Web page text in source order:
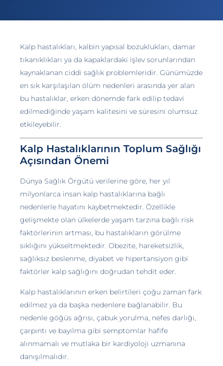
Kalp hastalıkları, kalbin yapısal bozuklukları, damar
tıkanıklıkları ya da kapaklardaki işlev sorunlarından
kaynaklanan ciddi sağlık problemleridir. Günümüzde
en sık karşılaşılan ölüm nedenleri arasında yer alan
bu hastalıklar, erken dönemde fark edilip tedavi
edilmediğinde yaşam kalitesini ve süresini olumsuz
etkileyebilir.
Kalp Hastalıklarının Toplum Sağlığı
Açısından Önemi
Dünya Sağlık Örgütü verilerine göre, her yıl
milyonlarca insan kalp hastalıklarına bağlı
nedenlerle hayatını kaybetmektedir. Özellikle
gelişmekte olan ülkelerde yaşam tarzına bağlı risk
faktörlerinin artması, bu hastalıkların görülme
sıklığını yükseltmektedir. Obezite, hareketsizlik,
sağlıksız beslenme, diyabet ve hipertansiyon gibi
faktörler kalp sağlığını doğrudan tehdit eder.
Kalp hastalıklarının erken belirtileri çoğu zaman fark
edilmez ya da başka nedenlere bağlanabilir. Bu
nedenle göğüs ağrısı, çabuk yorulma, nefes darlığı,
çarpıntı ve bayılma gibi semptomlar hafife
alınmamalı ve mutlaka bir kardiyoloji uzmanına
danışılmalıdır.